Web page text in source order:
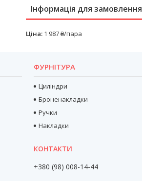
Інформація для замовлення
Ціна: 1 987 ₴/пара
ФУРНІТУРА
Циліндри
Броненакладки
Ручки
Накладки
+380 (98) 008-14-44